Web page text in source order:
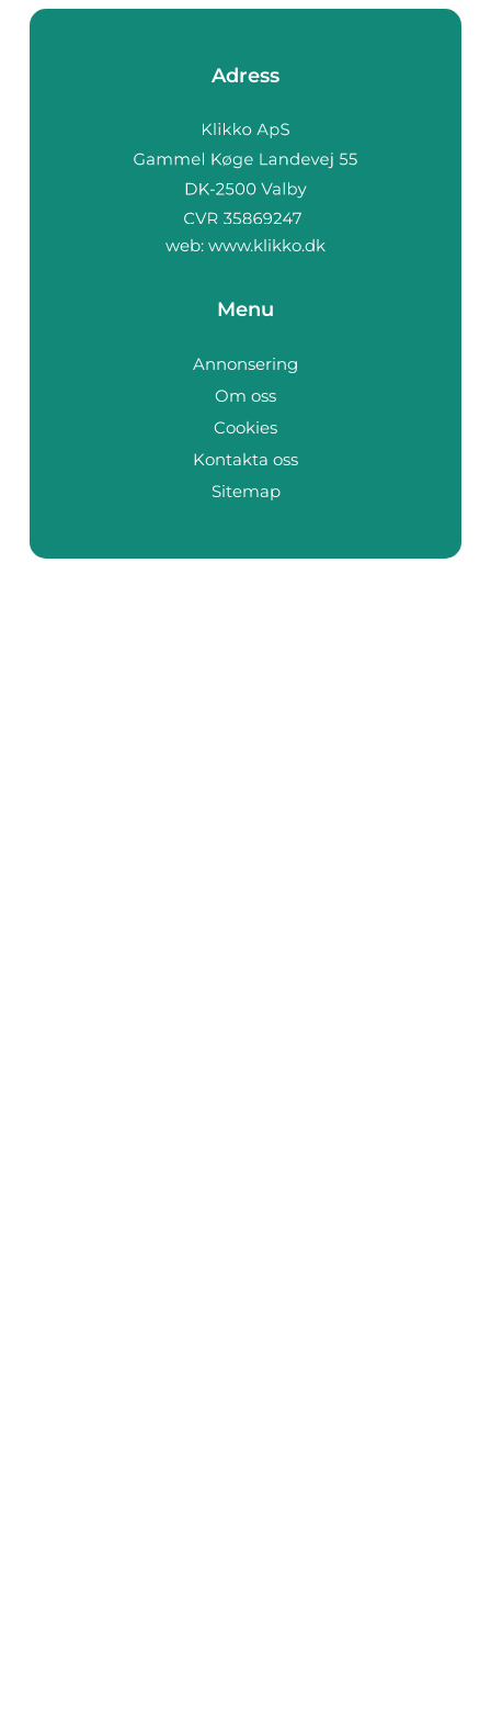
Adress
web: www.klikko.dk
Menu
Annonsering
Om oss
Cookies
Kontakta oss
Sitemap